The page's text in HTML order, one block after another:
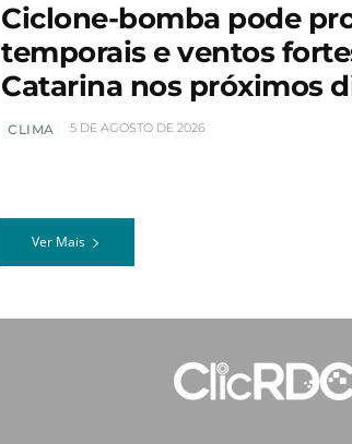
Ciclone-bomba pode
temporais e ventos
Catarina nos próximos
CLIMA 5 DE AGOSTO DE 2026
Ver Mais